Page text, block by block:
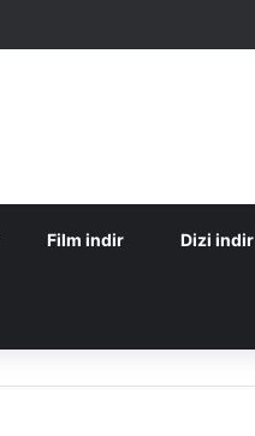
Film indir Dizi indir